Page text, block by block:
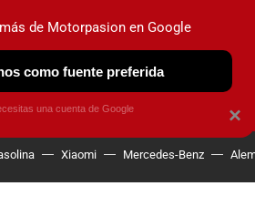
OBSERVATORIO
Xiaomi Mercedes-Benz
×
de Motorpasion en Google
como fuente preferida
una cuenta de Google